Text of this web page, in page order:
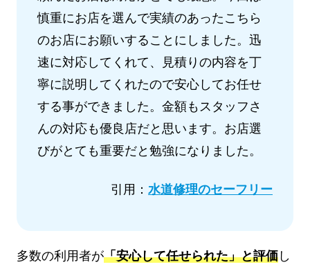
慎重にお店を選んで実績のあったこちら
のお店にお願いすることにしました。迅
速に対応してくれて、見積りの内容を丁
寧に説明してくれたので安心してお任せ
する事ができました。金額もスタッフさ
んの対応も優良店だと思います。お店選
びがとても重要だと勉強になりました。
引用： 水道修理のセーフリー
多数の利用者が「安心して任せられた」と評価 し